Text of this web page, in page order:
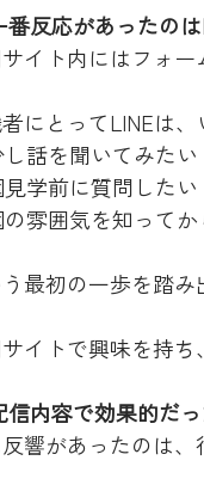
反応があったのは
イト内にはフォー
にとってLINEは、
話を聞いてみたい
学前に質問したい
雰囲気を知ってか
最初の一歩を踏み
イトで興味を持ち
内容で効果的だっ
響があったのは、